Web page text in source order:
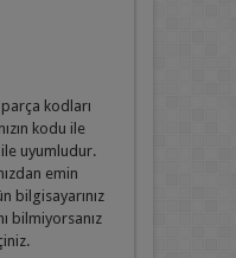
kodları
kodu ile
ile uyumludur.
emin
bilgisayarınız
bilmiyorsanız